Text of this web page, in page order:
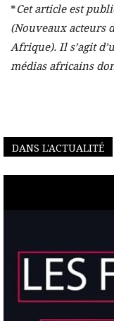
*Cet article est
(Nouveaux acteurs
Afrique). Il s’agit
médias africains
DANS L'ACTUALITÉ